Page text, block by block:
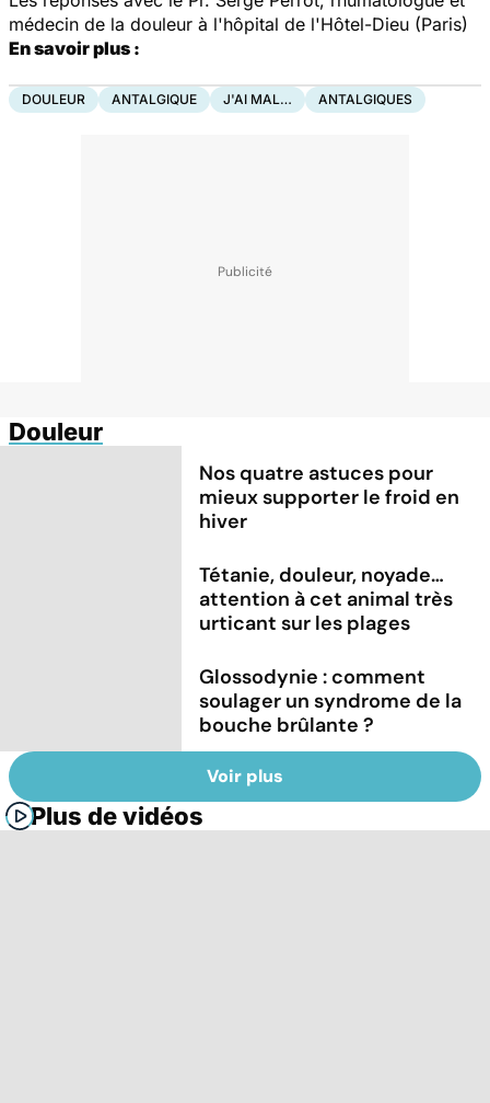
médecin de la douleur à l'hôpital de l'Hôtel-Dieu (Paris)
En savoir plus :
DOULEUR ANTALGIQUE J'AI MAL… ANTALGIQUES
Douleur
Nos quatre astuces pour
mieux supporter le froid en
hiver
Tétanie, douleur, noyade…
attention à cet animal très
urticant sur les plages
Glossodynie : comment
soulager un syndrome de la
bouche brûlante ?
Voir plus
Plus de vidéos